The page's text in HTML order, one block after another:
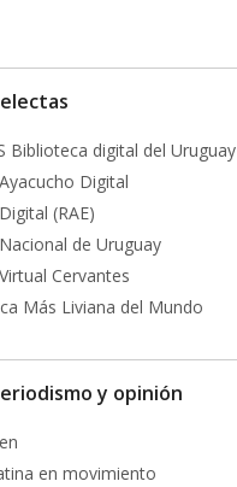
Biblioteca digital del Uruguay
Digital
(RAE)
de Uruguay
Cervantes
Más Liviana del Mundo
y opinión
en movimiento